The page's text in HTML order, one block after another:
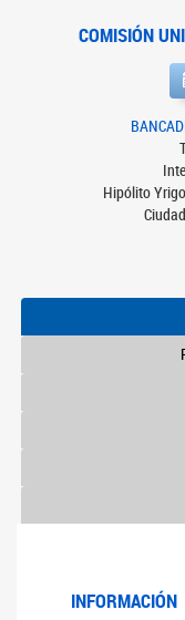
COMISIÓN
Hipólito
INFORMACIÓN